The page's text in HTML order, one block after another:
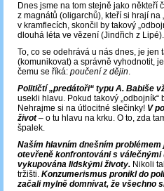
Dnes jsme na tom stejně jako někteří
z magnátů (oligarchů), kteří si hrají na
v kramflecích, skončil by takový
dlouhá léta ve vězení (Jindřich z
To, co se odehrává u nás dnes, je jen
(komunikovat) a správně vyhodnotit,
čemu se říká: poučení z dějin.
Političtí „predátoři“ typu A. Babiše
usekli hlavu. Pokud takový
Nehrajme si na útlocitné slečinky! V
život– o tu hlavu na krku. O to, zda
špalek.
Naším hlavním dnešním
otevřeně konfrontováni s
vykupována lidskými životy. Nikoli
tržišti. Konzumerismus pronikl do
začali mylně domnívat, že všechno